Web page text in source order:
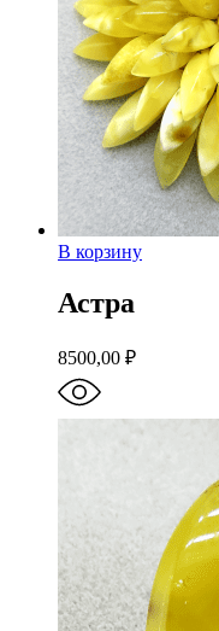
В корзину
Астра
8500,00 ₽